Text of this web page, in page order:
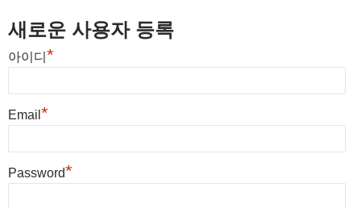
새로운 사용자 등록
아이디 *
Email *
Password*